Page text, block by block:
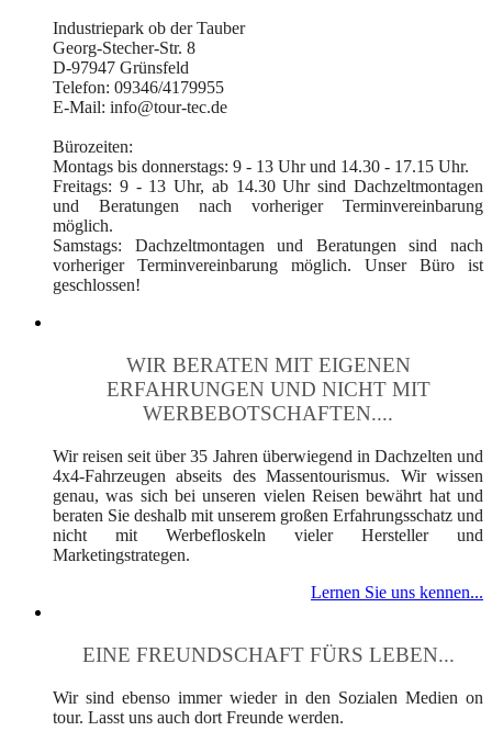
Industriepark ob der Tauber
Georg-Stecher-Str. 8
D-97947 Grünsfeld
Telefon: 09346/4179955
E-Mail: info@tour-tec.de
Bürozeiten:
Montags bis donnerstags: 9 - 13 Uhr und 14.30 - 17.15 Uhr.
Freitags: 9 - 13 Uhr, ab 14.30 Uhr sind Dachzeltmontagen
und Beratungen nach vorheriger Terminvereinbarung
möglich.
Samstags: Dachzeltmontagen und Beratungen sind nach
vorheriger Terminvereinbarung möglich. Unser Büro ist
geschlossen!
WIR BERATEN MIT EIGENEN
ERFAHRUNGEN UND NICHT MIT
WERBEBOTSCHAFTEN....
Wir reisen seit über 35 Jahren überwiegend in Dachzelten und
4x4-Fahrzeugen abseits des Massentourismus. Wir wissen
genau, was sich bei unseren vielen Reisen bewährt hat und
beraten Sie deshalb mit unserem großen Erfahrungsschatz und
nicht mit Werbefloskeln vieler Hersteller und
Marketingstrategen.
Lernen Sie uns kennen...
EINE FREUNDSCHAFT FÜRS LEBEN...
Wir sind ebenso immer wieder in den Sozialen Medien on
tour. Lasst uns auch dort Freunde werden.